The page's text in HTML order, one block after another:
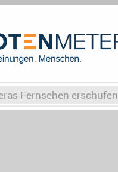
Fernsehen erschufen